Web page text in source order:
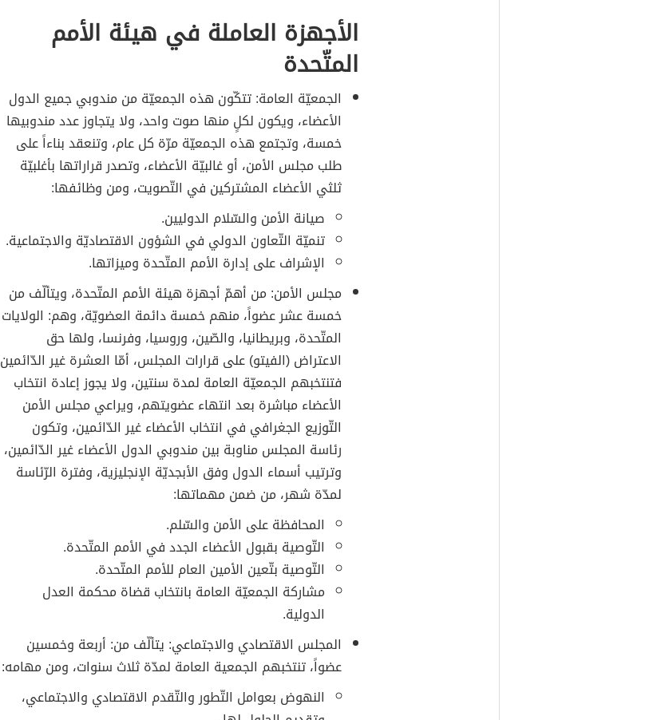
الأجهزة العاملة في هيئة الأمم
المتّحدة
الجمعيّة العامة: تتكّون هذه الجمعيّة من مندوبي جميع الدول
الأعضاء، ويكون لكلٍ منها صوت واحد، ولا يتجاوز عدد مندوبيها
خمسة، وتجتمع هذه الجمعيّة مرّة كل عام، وتنعقد بناءاً على
طلب مجلس الأمن، أو غالبيّة الأعضاء، وتصدر قراراتها بأغلبيّة
ثلثي الأعضاء المشتركين في التّصويت، ومن وظائفها:
صيانة الأمن والسّلام الدوليين.
تنميّة التّعاون الدولي في الشؤون الاقتصاديّة والاجتماعية.
الإشراف على إدارة الأمم المتّحدة وميزاتها.
مجلس الأمن: من أهمّ أجهزة هيئة الأمم المتّحدة، ويتألّف من
خمسة عشر عضواً، منهم خمسة دائمة العضويّة، وهم: الولايات
المتّحدة، وبريطانيا، والصّين، وروسيا، وفرنسا، ولها حق
الاعتراض (الفيتو) على قرارات المجلس، أمّا العشرة غير الدّائمين
فتنتخبهم الجمعيّة العامة لمدة سنتين، ولا يجوز إعادة انتخاب
الأعضاء مباشرة بعد انتهاء عضويتهم، ويراعي مجلس الأمن
التّوزيع الجغرافي في انتخاب الأعضاء غير الدّائمين، وتكون
رئاسة المجلس مناوبة بين مندوبي الدول الأعضاء غير الدّائمين،
وترتيب أسماء الدول وفق الأبجديّة الإنجليزية، وفترة الرّئاسة
لمدّة شهر، من ضمن مهماتها:
المحافظة على الأمن والسّلم.
التّوصية بقبول الأعضاء الجدد في الأمم المتّحدة.
التّوصية بتّعين الأمين العام للأمم المتّحدة.
مشاركة الجمعيّة العامة بانتخاب قضاة محكمة العدل
الدولية.
المجلس الاقتصادي والاجتماعي: يتألّف من: أربعة وخمسين
عضواً، تنتخبهم الجمعية العامة لمدّة ثلاث سنوات، ومن مهامه:
النهوض بعوامل التّطور والتّقدم الاقتصادي والاجتماعي،